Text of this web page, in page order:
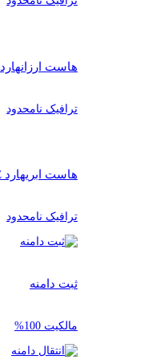
هاست ارزانهارد SSD
ترافیک نامحدود
هاست ابریهارد NVME
ترافیک نامحدود
ثبت دامنه
مالکیت 100%